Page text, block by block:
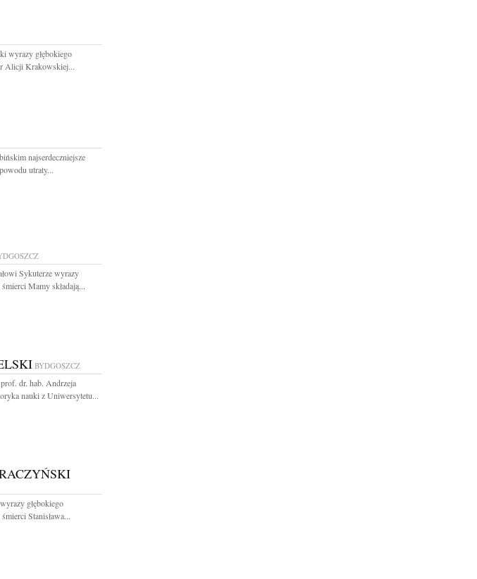
wyrazy głębokiego
Alicji Krakowskiej...
najserdeczniejsze
utraty...
Sykuterze wyrazy
Mamy składają...
BYDGOSZCZ
dr. hab. Andrzeja
nauki z Uniwersytetu...
głębokiego
Stanisława...